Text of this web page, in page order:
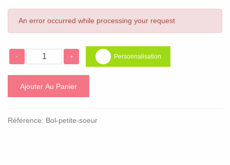
An error occurred while processing your request
- + Personnalisation
Ajouter Au Panier
Référence: Bol-petite-soeur